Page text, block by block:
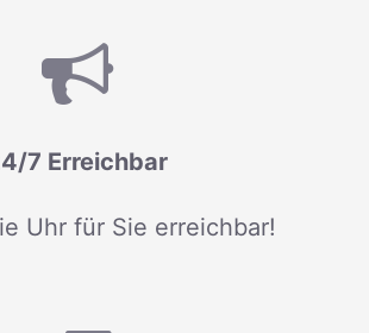
7 Erreichbar
Uhr für Sie erreichbar!